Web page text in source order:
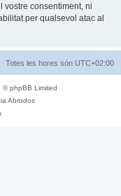
vostre consentiment, ni
per qualsevol atac al
Totes les hores són UTC+02:00
© phpBB Limited
Abrodos